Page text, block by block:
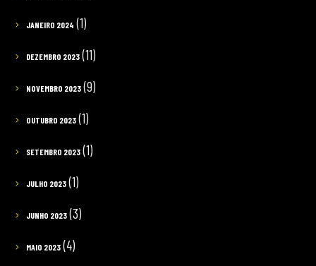
JANEIRO 2024 (1)
DEZEMBRO 2023(11)
NOVEMBRO 2023(9)
OUTUBRO 2023(1)
SETEMBRO 2023(1)
JULHO 2023(1)
JUNHO 2023(3)
MAIO 2023(4)